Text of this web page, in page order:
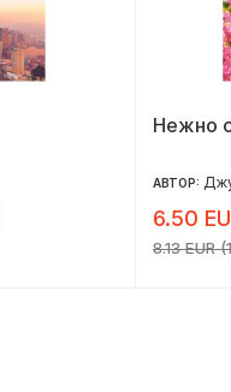
Нежно
АВТОР:
6.50
8.13 EUR